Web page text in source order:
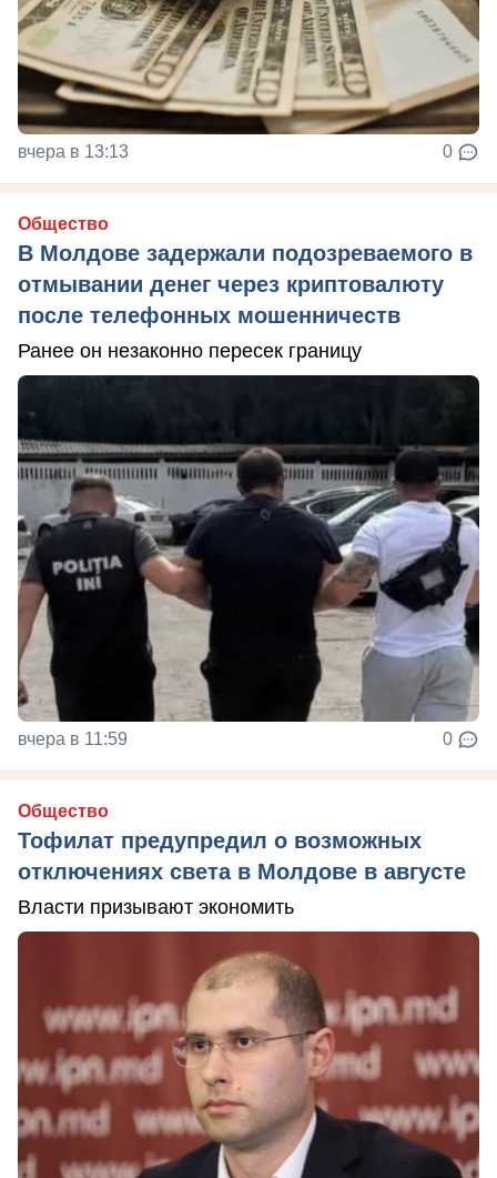
вчера в 13:13 0
Общество
В Молдове задержали подозреваемого в
отмывании денег через криптовалюту
после телефонных мошенничеств
Ранее он незаконно пересек границу
вчера в 11:59 0
Общество
Тофилат предупредил о возможных
отключениях света в Молдове в августе
Власти призывают экономить